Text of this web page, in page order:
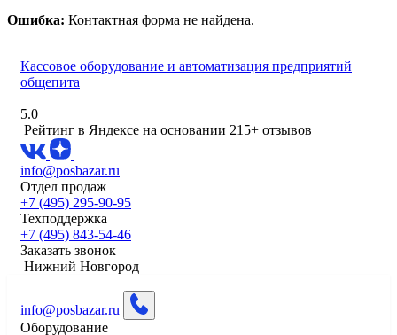
Ошибка: Контактная форма не найдена.
Кассовое оборудование и автоматизация предприятий
общепита
5.0
Рейтинг в Яндексе на основании 215+ отзывов
info@posbazar.ru
Отдел продаж
+7 (495) 295-90-95
Техподдержка
+7 (495) 843-54-46
Заказать звонок
Нижний Новгород
info@posbazar.ru
Оборудование